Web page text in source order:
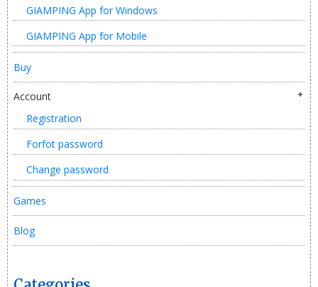
GIAMPING App for Windows
GIAMPING App for Mobile
Buy
Account
Registration
Forfot password
Change password
Games
Blog